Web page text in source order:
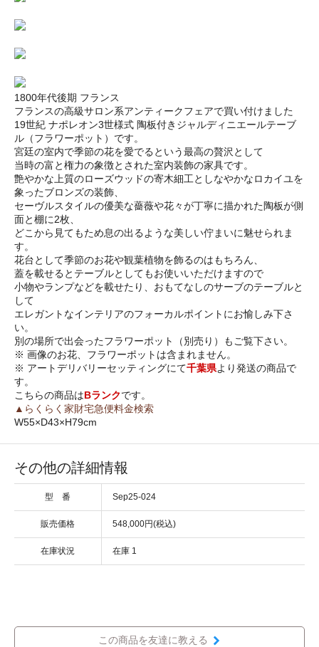
1800年代後期 フランス
フランスの高級サロン系アンティークフェアで買い付けました
19世紀 ナポレオン3世様式 陶板付きジャルディニエールテーブ
ル（フラワーポット）です。
宮廷の室内で季節の花を愛でるという最高の贅沢として
当時の富と権力の象徴とされた室内装飾の家具です。
艶やかな上質のローズウッドの寄木細工としなやかなロカイユを
象ったブロンズの装飾、
セーヴルスタイルの優美な薔薇や花々が丁寧に描かれた陶板が側
面と棚に2枚、
どこから見てもため息の出るような美しい佇まいに魅せられま
す。
花台として季節のお花や観葉植物を飾るのはもちろん、
蓋を載せるとテーブルとしてもお使いいただけますので
小物やランプなどを載せたり、おもてなしのサーブのテーブルと
して
エレガントなインテリアのフォーカルポイントにお愉しみ下さ
い。
別の場所で出会ったフラワーポット（別売り）もご覧下さい。
※ 画像のお花、フラワーポットは含まれません。
※ アートデリバリーセッティングにて千葉県より発送の商品で
す。
こちらの商品はBランクです。
▲らくらく家財宅急便料金検索
W55×D43×H79cm
その他の詳細情報
型 番 Sep25-024
販売価格 548,000円(税込)
在庫状況 在庫 1
この商品を友達に教える